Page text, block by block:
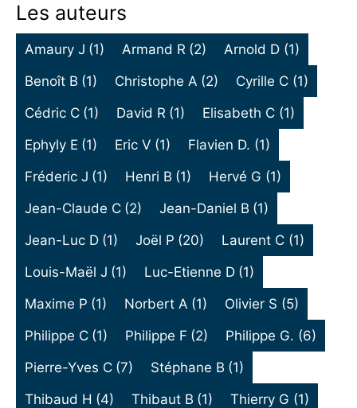
Les auteurs
Amaury J (1) Armand R (2) Arnold D (1)
Benoît B (1) Christophe A (2) Cyrille C (1)
Cédric C (1) David R (1) Elisabeth C (1)
Ephyly E (1) Eric V (1) Flavien D. (1)
Fréderic J (1) Henri B (1) Hervé G (1)
Jean-Claude C (2) Jean-Daniel B (1)
Jean-Luc D (1) Joël P (20) Laurent C (1)
Louis-Maël J (1) Luc-Etienne D (1)
Maxime P (1) Norbert A (1) Olivier S (5)
Philippe C (1) Philippe F (2) Philippe G. (6)
Pierre-Yves C (7) Stéphane B (1)
Thibaud H (4) Thibaut B (1) Thierry G (1)